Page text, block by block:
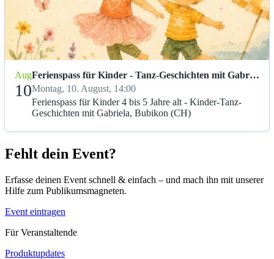
Aug
10
Ferienspass für Kinder - Tanz-Geschichten mit Gabriela
Montag, 10. August, 14:00
Ferienspass für Kinder 4 bis 5 Jahre alt - Kinder-Tanz-
Geschichten mit Gabriela, Bubikon (CH)
Fehlt dein Event?
Erfasse deinen Event schnell & einfach – und mach ihn mit unserer
Hilfe zum Publikumsmagneten.
Event eintragen
Für Veranstaltende
Produktupdates